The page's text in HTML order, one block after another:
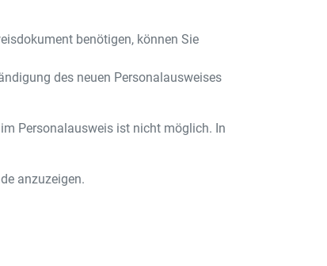
benötigen, können Sie
des neuen Personalausweises
Personalausweis ist nicht möglich. In
anzuzeigen.